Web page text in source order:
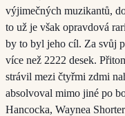
výjimečných muzikantů,
to už je však opravdová
by to byl jeho cíl. Za svůj
více než 2222 desek.
strávil mezi čtyřmi zdmi
absolvoval mimo jiné po
Hancocka, Waynea